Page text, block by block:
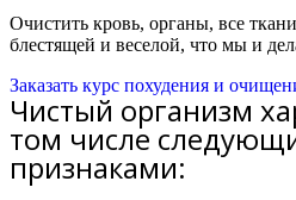
Очистить кровь, органы, все
блестящей и веселой, что мы и
Заказать курс похудения и
Чистый организм
том числе
признаками: